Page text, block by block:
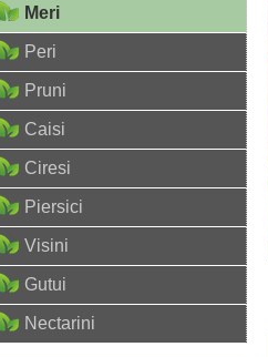
Meri
Peri
Pruni
Caisi
Ciresi
Piersici
Visini
Gutui
Nectarini